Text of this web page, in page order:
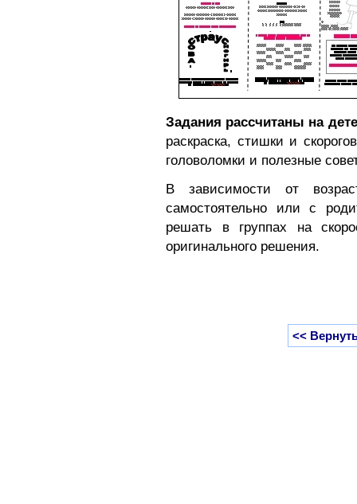
Задания рассчитаны на
раскраска, стишки и
головоломки и полезные
В зависимости от
самостоятельно или с
решать в группах на
оригинального решения.
<<